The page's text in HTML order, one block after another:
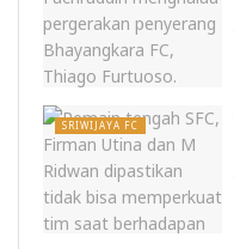
SRIWIJAYA FC